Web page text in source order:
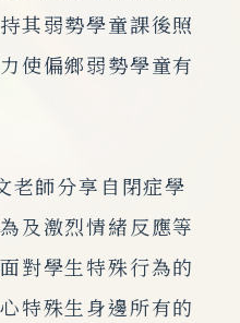
其弱勢學童課後照
使偏鄉弱勢學童有
師分享自閉症學
及激烈情緒反應等
對學生特殊行為的
特殊生身邊所有的